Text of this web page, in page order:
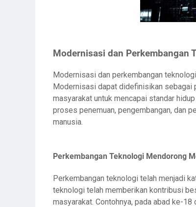
Modernisasi dan Perkembangan
Modernisasi dan perkembangan
Modernisasi dapat didefinisikan
masyarakat untuk mencapai standar
proses penemuan, pengembangan, dan
manusia.
Perkembangan Teknologi Mendorong
Perkembangan teknologi telah menjadi
teknologi telah memberikan kontribusi
masyarakat. Contohnya, pada abad ke-